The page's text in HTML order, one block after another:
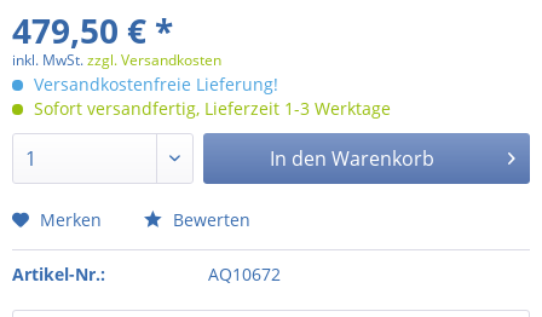
479,50 € *
inkl. MwSt.zzgl. Versandkosten
Versandkostenfreie Lieferung!
Sofort versandfertig, Lieferzeit 1-3 Werktage
In den Warenkorb
Merken Bewerten
Artikel-Nr.: AQ10672